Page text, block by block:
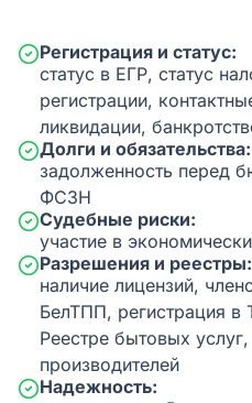
Регистрация и статус:
статус в ЕГР, статус
регистрации,
ликвидации,
Долги и обязательства:
задолженность перед
ФСЗН
Судебные риски:
участие в
Разрешения и реестры:
наличие лицензий,
БелТПП, регистрация в
Реестре бытовых услуг,
производителей
Надежность: